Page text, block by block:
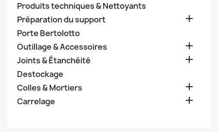
Produits techniques & Nettoyants
Préparation du support

Porte Bertolotto
Outillage & Accessoires

Joints & Étanchéité 
Destockage
Colles & Mortiers

Carrelage 